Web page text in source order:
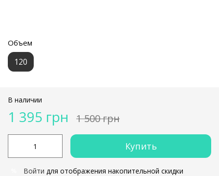
Объем
120
В наличии
1 395 грн 1 500 грн
Купить
Войти для отображения накопительной скидки